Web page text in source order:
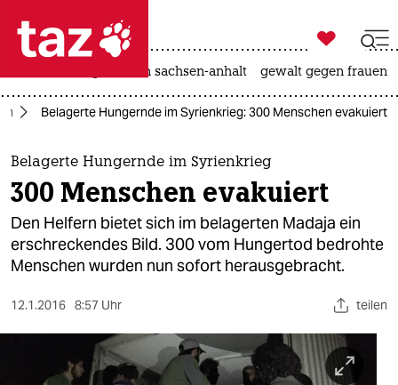
 taz zahl ich
taz zahl ich
themen
politik
öko

taz zahl ich
landtagswahl in sachsen-anhalt gewalt gegen frauen
Belagerte Hungernde im Syrienkrieg: 300 Menschen evakuiert
Belagerte Hungernde im Syrienkrieg
300 Menschen evakuiert
Den Helfern bietet sich im belagerten Madaja ein
erschreckendes Bild. 300 vom Hungertod bedrohte
Menschen wurden nun sofort herausgebracht.
12.1.2016 8:57 Uhr teilen